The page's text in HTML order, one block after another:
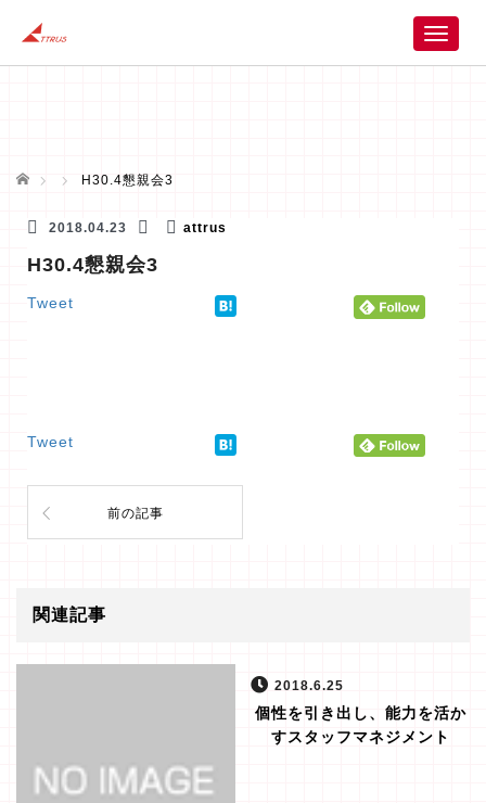
T
ホーム H30.4懇親会3
2018.04.23 attrus
H30.4懇親会3
Tweet
Tweet
前の記事
関連記事
2018.6.25
個性を引き出し、能力を活か
すスタッフマネジメント